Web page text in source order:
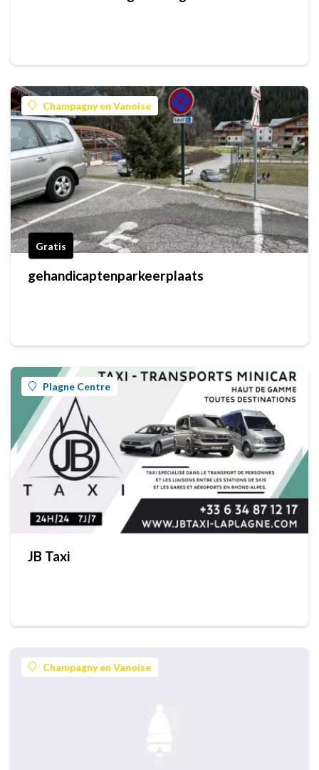
Champagny en Vanoise
Gratis
gehandicaptenparkeerplaats
Plagne Centre
JB Taxi
Champagny en Vanoise